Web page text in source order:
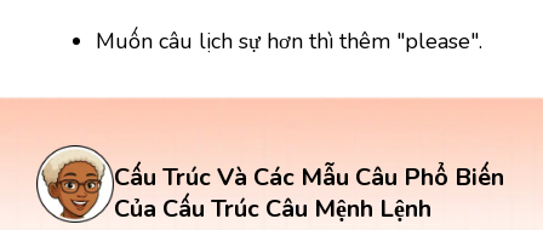
Muốn câu lịch sự hơn thì thêm "please".
Cấu Trúc Và Các Mẫu Câu Phổ Biến
Của Cấu Trúc Câu Mệnh Lệnh